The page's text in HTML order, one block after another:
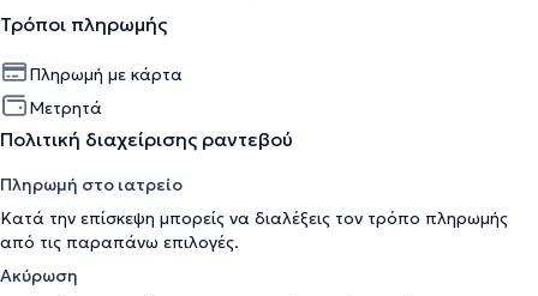
Τρόποι πληρωμής
Πληρωμή με κάρτα
Μετρητά
Πολιτική διαχείρισης ραντεβού
Πληρωμή στο ιατρείο
Κατά την επίσκεψη μπορείς να διαλέξεις τον τρόπο πληρωμής
από τις παραπάνω επιλογές.
Ακύρωση